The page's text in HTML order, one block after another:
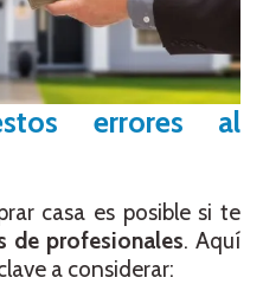
errores al
casa es posible si te
de profesionales. Aquí
a considerar: